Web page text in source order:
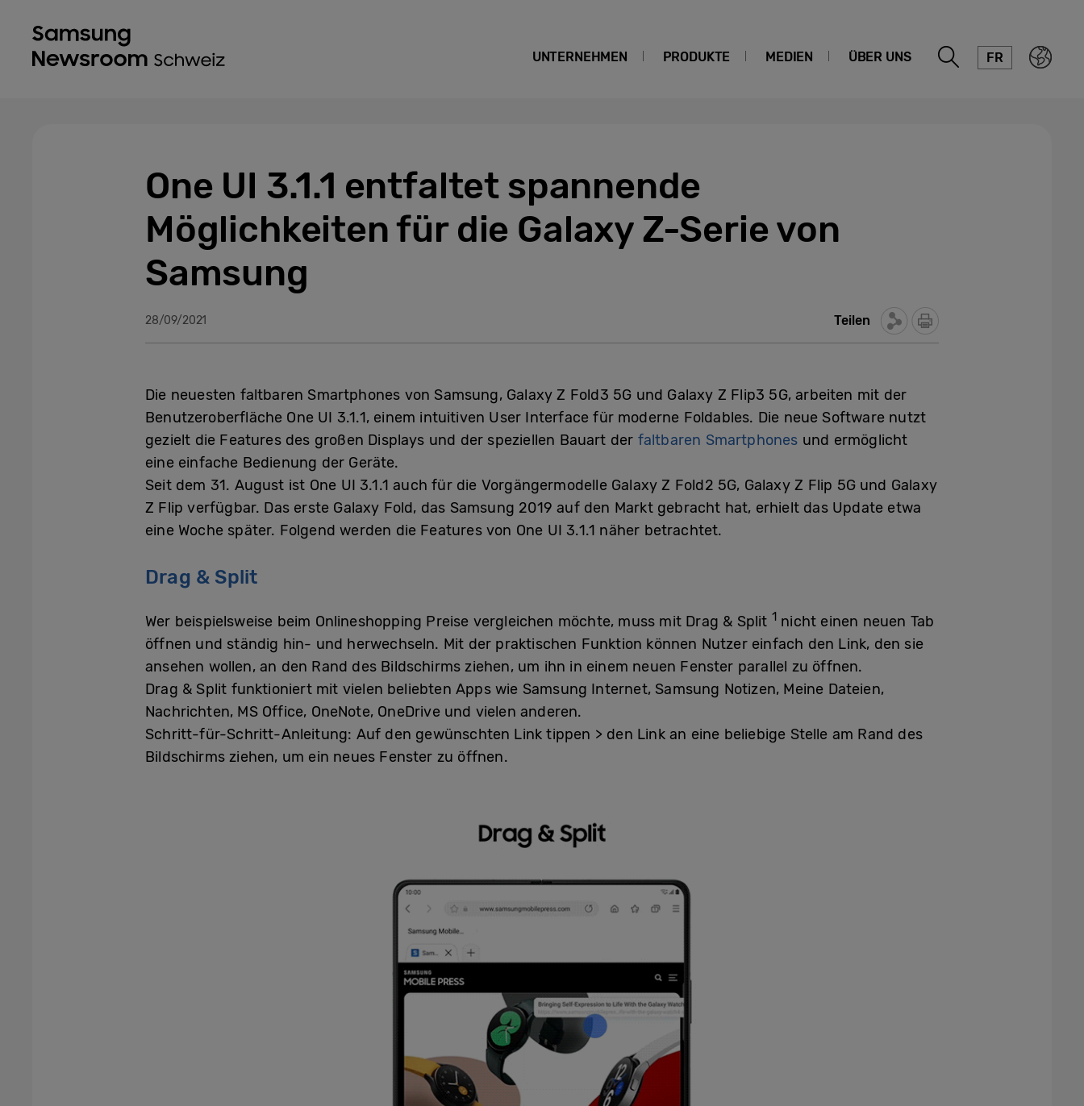
UNTERNEHMEN PRODUKTE MEDIEN ÜBER UNS FR
One UI 3.1.1 entfaltet spannende
Möglichkeiten für die Galaxy Z-Serie von
Samsung
28/09/2021 Teilen
Die neuesten faltbaren Smartphones von Samsung, Galaxy Z Fold3 5G und Galaxy Z Flip3 5G, arbeiten mit der
Benutzeroberfläche One UI 3.1.1, einem intuitiven User Interface für moderne Foldables. Die neue Software nutzt
gezielt die Features des großen Displays und der speziellen Bauart der faltbaren Smartphones und ermöglicht
eine einfache Bedienung der Geräte.
Seit dem 31. August ist One UI 3.1.1 auch für die Vorgängermodelle Galaxy Z Fold2 5G, Galaxy Z Flip 5G und Galaxy
Z Flip verfügbar. Das erste Galaxy Fold, das Samsung 2019 auf den Markt gebracht hat, erhielt das Update etwa
eine Woche später. Folgend werden die Features von One UI 3.1.1 näher betrachtet.
Drag & Split
Wer beispielsweise beim Onlineshopping Preise vergleichen möchte, muss mit Drag & Split 1 nicht einen neuen Tab
öffnen und ständig hin- und herwechseln. Mit der praktischen Funktion können Nutzer einfach den Link, den sie
ansehen wollen, an den Rand des Bildschirms ziehen, um ihn in einem neuen Fenster parallel zu öffnen.
Drag & Split funktioniert mit vielen beliebten Apps wie Samsung Internet, Samsung Notizen, Meine Dateien,
Nachrichten, MS Office, OneNote, OneDrive und vielen anderen.
Schritt-für-Schritt-Anleitung: Auf den gewünschten Link tippen > den Link an eine beliebige Stelle am Rand des
Bildschirms ziehen, um ein neues Fenster zu öffnen.